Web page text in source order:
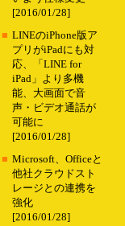
[2016/01/28]
■ LINEのiPhone版ア
プリがiPadにも対
応、「LINE for
iPad」より多機
能、大画面で音
声・ビデオ通話が
可能に
[2016/01/28]
■ Microsoft、Officeと
他社クラウドスト
レージとの連携を
強化
[2016/01/28]